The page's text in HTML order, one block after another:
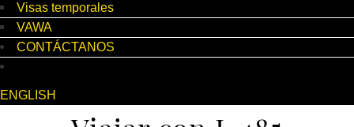
Visas temporales
VAWA
CONTÁCTANOS
ENGLISH